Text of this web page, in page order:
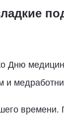
Дню
и